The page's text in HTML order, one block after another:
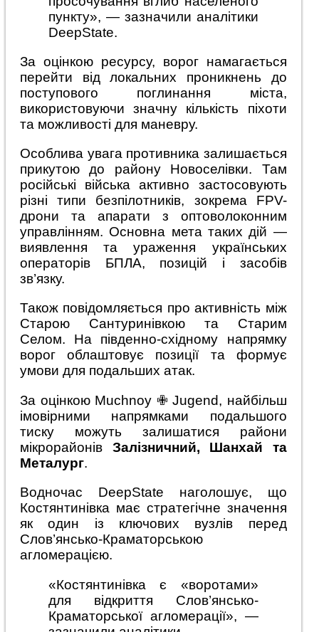
пункту», — зазначили аналітики
DeepState.
За оцінкою ресурсу, ворог намагається
перейти від локальних проникнень до
поступового поглинання міста,
використовуючи значну кількість піхоти
та можливості для маневру.
Особлива увага противника залишається
прикутою до району Новоселівки. Там
російські війська активно застосовують
різні типи безпілотників, зокрема FPV-
дрони та апарати з оптоволоконним
управлінням. Основна мета таких дій —
виявлення та ураження українських
операторів БПЛА, позицій і засобів
зв’язку.
Також повідомляється про активність між
Старою Сантуринівкою та Старим
Селом. На південно-східному напрямку
ворог облаштовує позиції та формує
умови для подальших атак.
За оцінкою Muchnoy ✙ Jugend, найбільш
імовірними напрямками подальшого
тиску можуть залишатися райони
мікрорайонів Залізничний, Шанхай та
Металург.
Водночас DeepState наголошує, що
Костянтинівка має стратегічне значення
як один із ключових вузлів перед
Слов’янсько-Краматорською
агломерацією.
«Костянтинівка є «воротами»
для відкриття Слов’янсько-
Краматорської агломерації», —